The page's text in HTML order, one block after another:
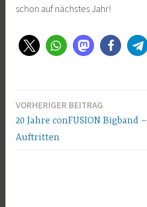
schon auf nächstes Jahr!
Beitragsnavigation
VORHERIGER BEITRAG
20 Jahre conFUSION
Auftritten